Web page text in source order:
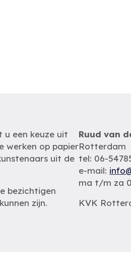
u een keuze uit
werken op papier
uit de
bezichtigen
zijn.
Ruud van
Rotterdam
tel: 06-
e-mail:
ma t/m za
KVK